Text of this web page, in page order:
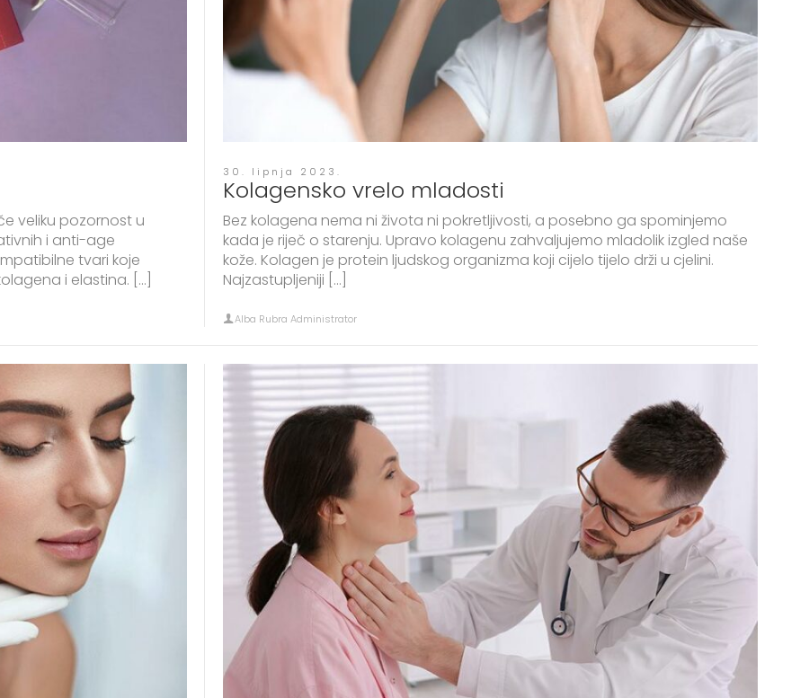
veliku pozornost u
i anti-age
tvari koje
i elastina. […]
30. lipnja 2023.
Kolagensko vrelo mladosti
Bez kolagena nema ni života ni pokretljivosti, a posebno ga spominjemo
kada je riječ o starenju. Upravo kolagenu zahvaljujemo mladolik izgled naše
kože. Kolagen je protein ljudskog organizma koji cijelo tijelo drži u cjelini.
Najzastupljeniji […]
Alba Rubra Administrator